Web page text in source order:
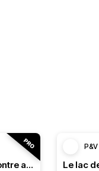
Roadbook franco-belge, rencontre avec les Ardennes
P&V